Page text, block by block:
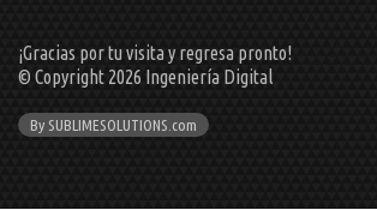
¡Gracias por tu visita y regresa pronto!
© Copyright 2026 Ingeniería Digital
By SUBLIMESOLUTIONS.com